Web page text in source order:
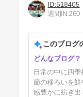
ヘリアンサス・
ド
5日前
518405
週間IN:260
このブログ
日常の中に四
節の移ろいを
感豊かに紡ぎ